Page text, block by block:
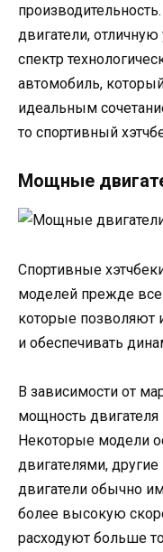
двигатели,
спектр
автомобиль,
идеальным
то спортивный
Мощные
Спортивные
моделей прежде
которые позволяют
и обеспечивать
В зависимости от
мощность
Некоторые модели
двигателями,
двигатели обычно
более высокую
расходуют больше